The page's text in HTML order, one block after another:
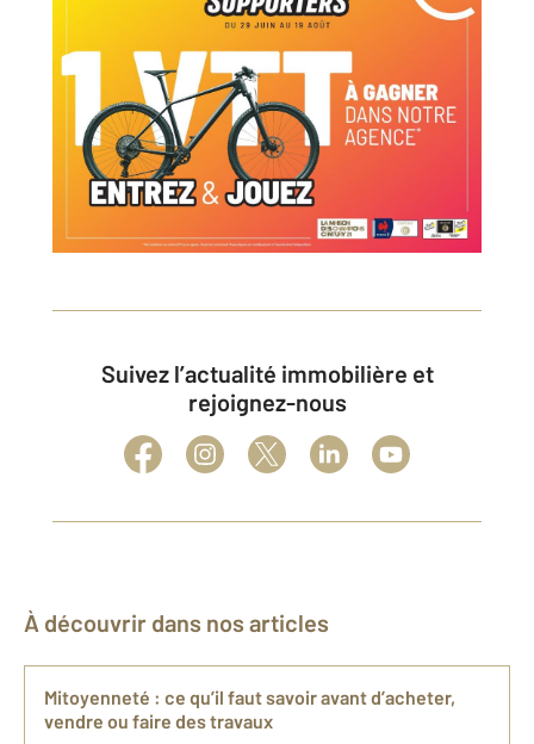
Suivez l’actualité immobilière et
rejoignez-nous
À découvrir dans nos articles
Mitoyenneté : ce qu’il faut savoir avant d’acheter,
vendre ou faire des travaux